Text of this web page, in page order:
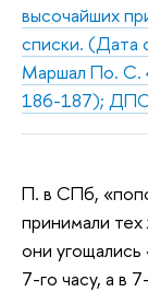
высочайших
списки. (Дата
Маршал По. С.
186-187);
П. в СПб,
принимали
они
7-го часу, а в